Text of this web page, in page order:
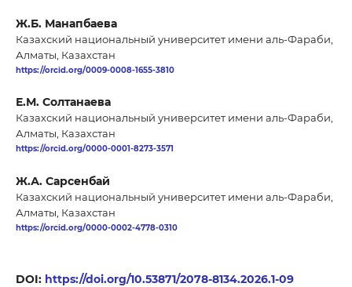
Ж.Б. Манапбаева
Казахский национальный университет имени аль-Фараби,
Алматы, Казахстан
https://orcid.org/0009-0008-1655-3810
Е.М. Солтанаева
Казахский национальный университет имени аль-Фараби,
Алматы, Казахстан
https://orcid.org/0000-0001-8273-3571
Ж.А. Сарсенбай
Казахский национальный университет имени аль-Фараби,
Алматы, Казахстан
https://orcid.org/0000-0002-4778-0310
DOI: https://doi.org/10.53871/2078-8134.2026.1-09